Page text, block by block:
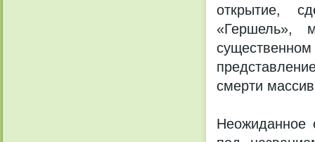
открытие,
«Гершель»,
смерти
Неожиданное